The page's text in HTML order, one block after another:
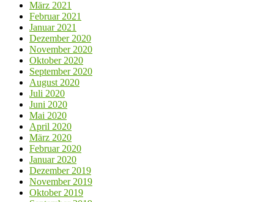
März 2021
Februar 2021
Januar 2021
Dezember 2020
November 2020
Oktober 2020
September 2020
August 2020
Juli 2020
Juni 2020
Mai 2020
April 2020
März 2020
Februar 2020
Januar 2020
Dezember 2019
November 2019
Oktober 2019